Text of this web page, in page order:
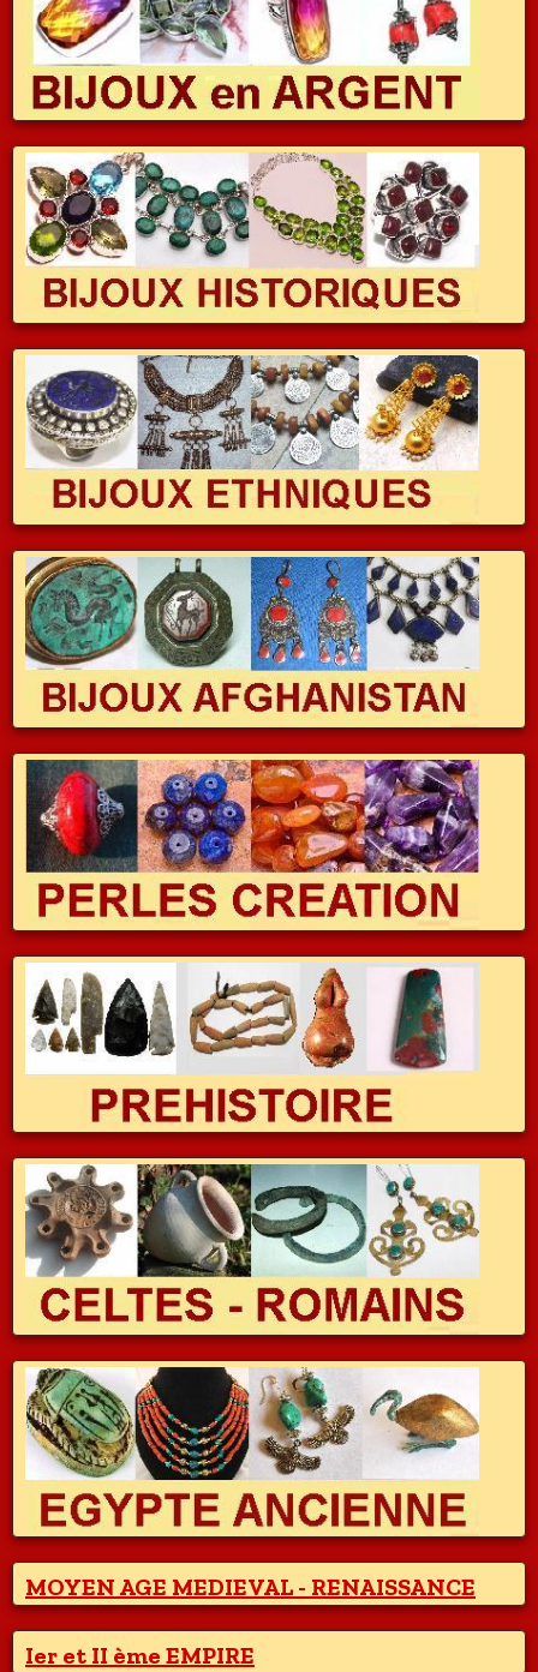
MOYEN AGE MEDIEVAL - RENAISSANCE
Ier et II ème EMPIRE